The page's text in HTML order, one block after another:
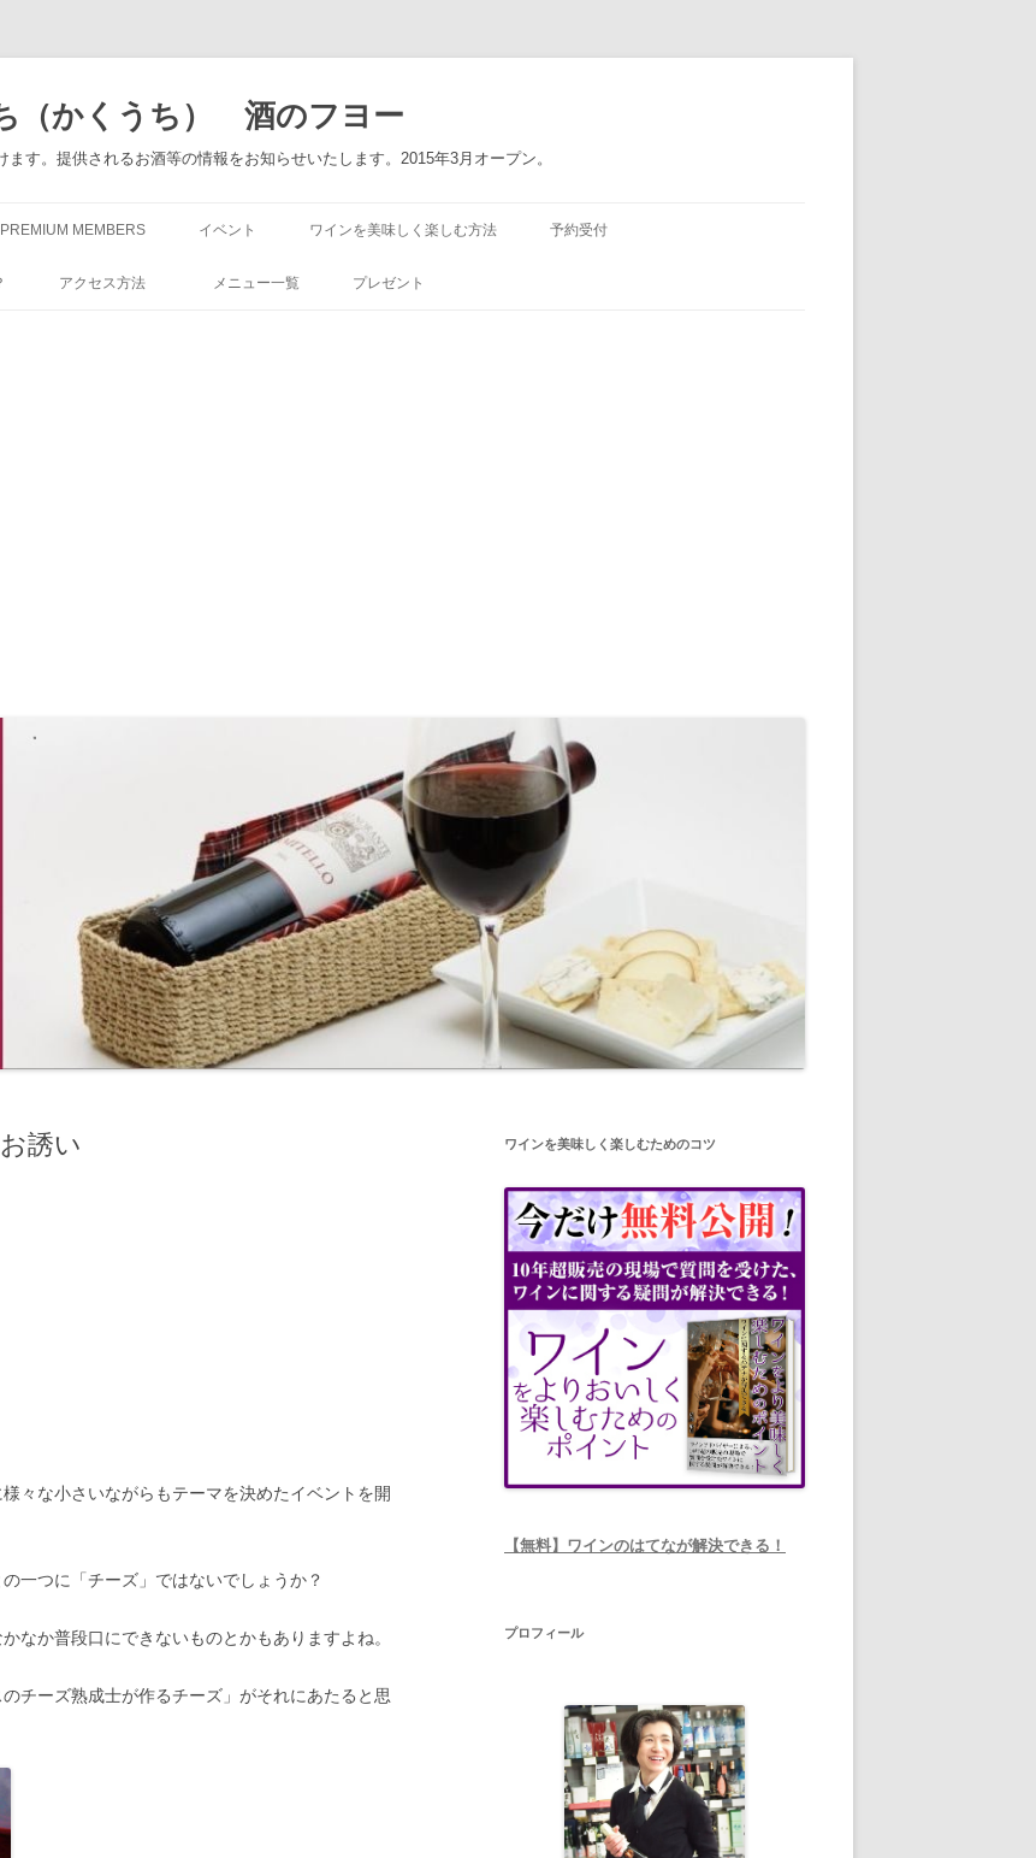
（かくうち） 酒のフヨー
す。提供されるお酒等の情報をお知らせいたします。2015年3月オープン。
ン
ツ
MEMBERS イベント ワインを美味しく楽しむ方法 予約受付
アクセス方法 メニュー一覧 プレゼント
誘い
々な小さいながらもテーマを決めたイベントを開
一つに「チーズ」ではないでしょうか？
なか普段口にできないものとかもありますよね。
チーズ熟成士が作るチーズ」がそれにあたると思
ワインを美味しく楽しむためのコツ
【無料】ワインのはてなが解決できる！
プロフィール